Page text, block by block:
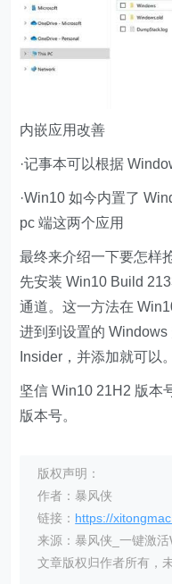
内嵌应用改善
·记事本可以根据
·Win10 如今内置了
pc 端这两个应用
最终来介绍一下要怎样
先安装 Win10 Build
通道。这一方法在
进到到设置的
Insider，并添加就可以。
坚信 Win10 21H2 版本
版本号。
版权声明：
作者：暴风侠
链接： https://
来源：暴风侠_一键激
文章版权归作者所有，